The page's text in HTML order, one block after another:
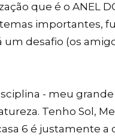
que é o ANEL
importantes,
desafio (os
- meu grande
Tenho Sol,
6 é justamente a